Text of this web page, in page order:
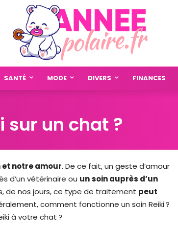
SANTÉ MODE DIVERS FINANCES
sur un chat ?
et notre amour. De ce fait, un geste d’amour
d’un vétérinaire ou unsoin auprès d’un
de nos jours, ce type de traitement peut
comment fonctionne un soin Reiki ?
à votre chat ?